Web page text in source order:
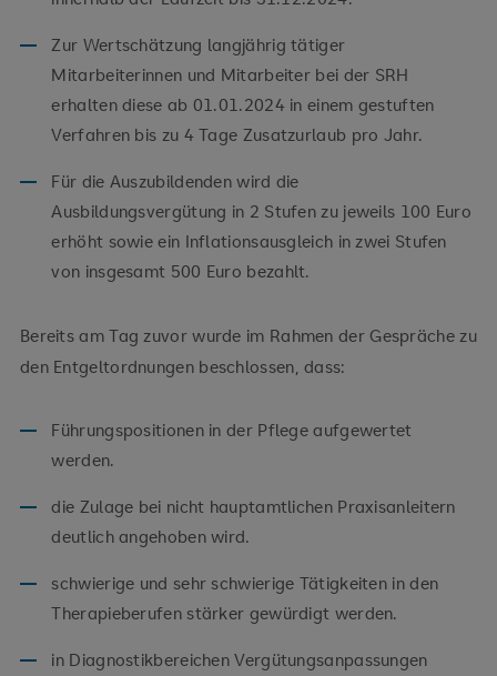
Zur Wertschätzung langjährig tätiger
Mitarbeiterinnen und Mitarbeiter bei der SRH
erhalten diese ab 01.01.2024 in einem gestuften
Verfahren bis zu 4 Tage Zusatzurlaub pro Jahr.
Für die Auszubildenden wird die
Ausbildungsvergütung in 2 Stufen zu jeweils 100 Euro
erhöht sowie ein Inflationsausgleich in zwei Stufen
von insgesamt 500 Euro bezahlt.
Bereits am Tag zuvor wurde im Rahmen der Gespräche zu
den Entgeltordnungen beschlossen, dass:
Führungspositionen in der Pflege aufgewertet
werden.
die Zulage bei nicht hauptamtlichen Praxisanleitern
deutlich angehoben wird.
schwierige und sehr schwierige Tätigkeiten in den
Therapieberufen stärker gewürdigt werden.
in Diagnostikbereichen Vergütungsanpassungen